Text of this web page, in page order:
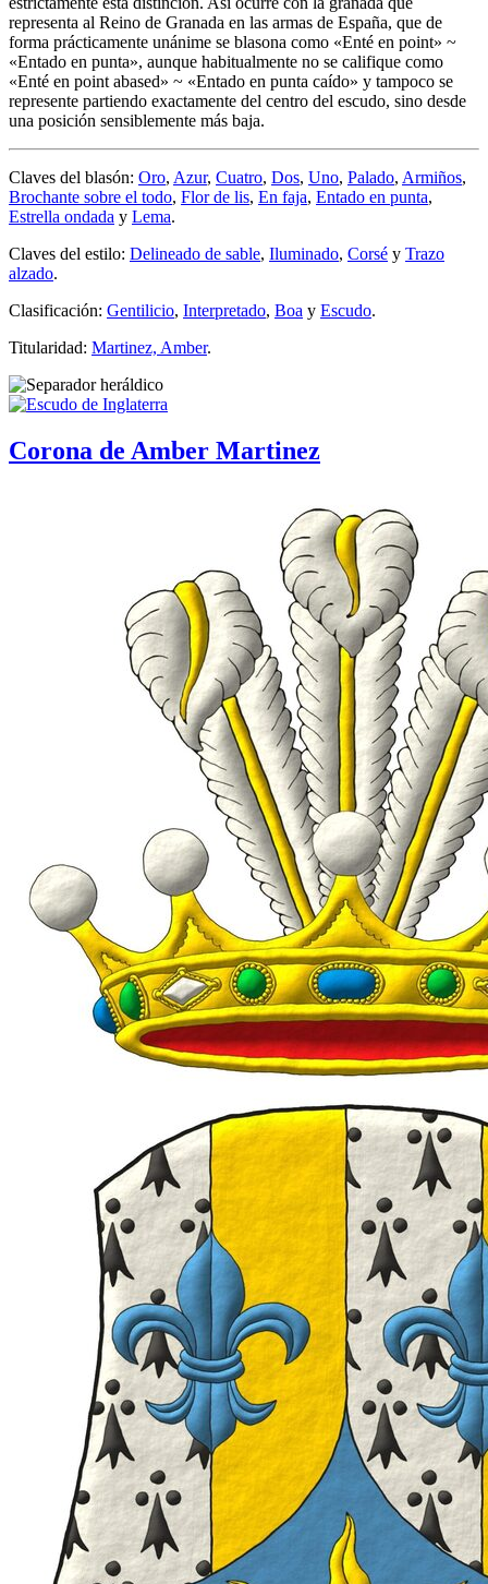
representa al Reino de Granada en las armas de España, que de
forma prácticamente unánime se blasona como «Enté en point» ~
«Entado en punta», aunque habitualmente no se califique como
«Enté en point abased» ~ «Entado en punta caído» y tampoco se
represente partiendo exactamente del centro del escudo, sino desde
una posición sensiblemente más baja.
Claves del blasón: Oro, Azur, Cuatro, Dos, Uno, Palado, Armiños,
Brochante sobre el todo, Flor de lis, En faja, Entado en punta,
Estrella ondada y Lema.
Claves del estilo: Delineado de sable, Iluminado, Corsé y Trazo
alzado.
Clasificación: Gentilicio, Interpretado, Boa y Escudo.
Titularidad: Martinez, Amber.
Corona de Amber Martinez